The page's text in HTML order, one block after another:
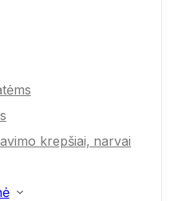
krepšiai, narvai